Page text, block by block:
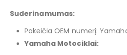
Suderinamumas:
Pakeičia OEM numerį:
Yamaha Motociklai: